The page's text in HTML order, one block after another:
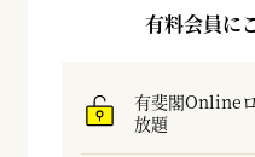
有料会員に
有斐閣Online
放題